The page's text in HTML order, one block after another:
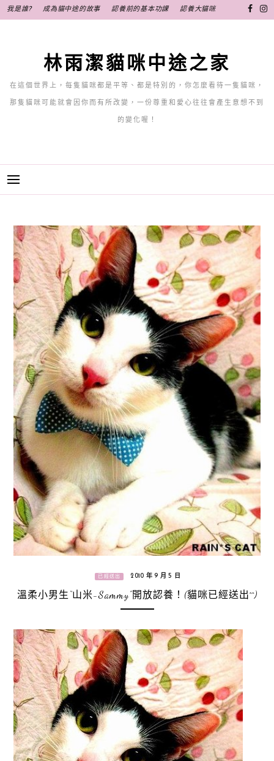
至
我是誰? 成為貓中途的故事 認養前的基本功課 認養大貓咪
林雨潔貓咪中途之家
在這個世界上，每隻貓咪都是平等、都是特別的，你怎麼看待一隻貓咪，
那隻貓咪可能就會因你而有所改變，一份尊重和愛心往往會產生意想不到
的變化喔！
已經送出 2010 年 9 月 5 日
溫柔小男生“山米-Sammy”開放認養！(貓咪已經送出^^)